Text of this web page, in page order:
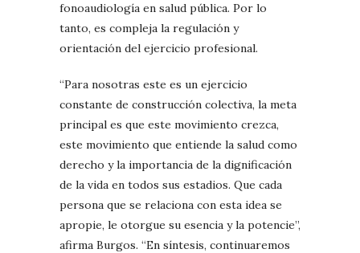
fonoaudiología en salud pública. Por lo
tanto, es compleja la regulación y
orientación del ejercicio profesional.
“Para nosotras este es un ejercicio
constante de construcción colectiva, la meta
principal es que este movimiento crezca,
este movimiento que entiende la salud como
derecho y la importancia de la dignificación
de la vida en todos sus estadios. Que cada
persona que se relaciona con esta idea se
apropie, le otorgue su esencia y la potencie”,
afirma Burgos. “En síntesis, continuaremos